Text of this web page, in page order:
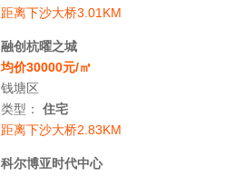
距离下沙大桥3.01KM
融创杭曜之城
均价30000元/㎡
钱塘区
类型：住宅
距离下沙大桥2.83KM
科尔博亚时代中心